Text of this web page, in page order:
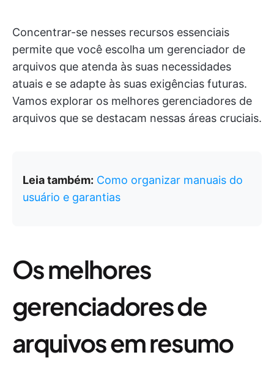
Concentrar-se nesses recursos essenciais
permite que você escolha um gerenciador de
arquivos que atenda às suas necessidades
atuais e se adapte às suas exigências futuras.
Vamos explorar os melhores gerenciadores de
arquivos que se destacam nessas áreas cruciais.
Leia também: Como organizar manuais do
usuário e garantias
Os melhores
gerenciadores de
arquivos em resumo